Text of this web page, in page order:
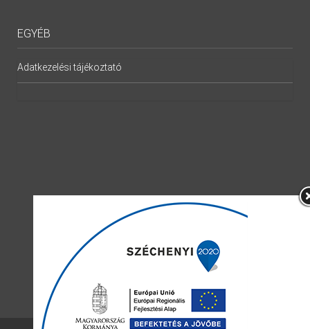
EGYÉB
Adatkezelési tájékoztató